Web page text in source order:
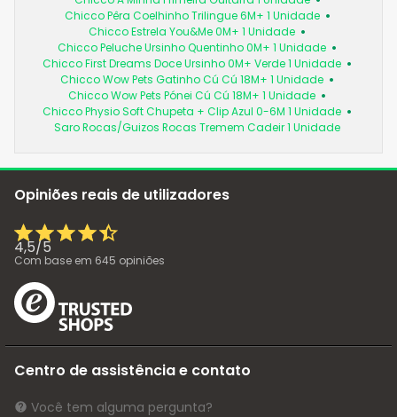
Chicco Pêra Coelhinho Trilingue 6M+ 1 Unidade
Chicco Estrela You&Me 0M+ 1 Unidade
Chicco Peluche Ursinho Quentinho 0M+ 1 Unidade
Chicco First Dreams Doce Ursinho 0M+ Verde 1 Unidade
Chicco Wow Pets Gatinho Cú Cú 18M+ 1 Unidade
Chicco Wow Pets Pónei Cú Cú 18M+ 1 Unidade
Chicco Physio Soft Chupeta + Clip Azul 0-6M 1 Unidade
Saro Rocas/Guizos Rocas Tremem Cadeir 1 Unidade
Opiniões reais de utilizadores
4,5/5
Com base em 645 opiniões
Centro de assistência e contato
Você tem alguma pergunta?